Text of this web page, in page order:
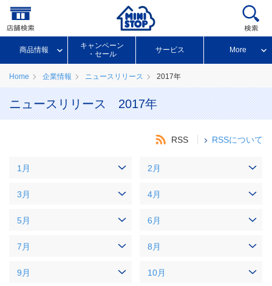
商品情報
キャンペーン
・セール
サービス More
Home 企業情報 ニュースリリース 2017年
ニュースリリース 2017年
RSS RSSについて
1月 2月
3月 4月
5月 6月
7月 8月
9月 10月